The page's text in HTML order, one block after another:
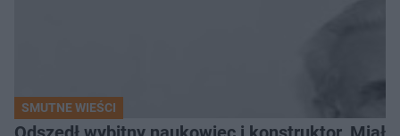
SMUTNE WIEŚCI